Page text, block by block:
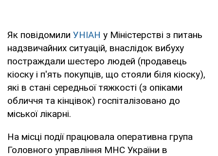
Як повідомили УНІАН у Міністерстві з питань
надзвичайних ситуацій, внаслідок вибуху
постраждали шестеро людей (продавець
кіоску і п'ять покупців, що стояли біля кіоску),
які в стані середньої тяжкості (з опіками
обличчя та кінцівок) госпіталізовано до
міської лікарні.
На місці події працювала оперативна група
Головного управління МНС України в